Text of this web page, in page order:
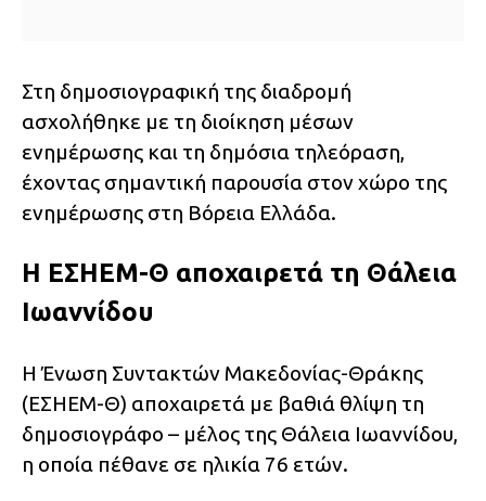
Στη δημοσιογραφική της διαδρομή
ασχολήθηκε με τη διοίκηση μέσων
ενημέρωσης και τη δημόσια τηλεόραση,
έχοντας σημαντική παρουσία στον χώρο της
ενημέρωσης στη Βόρεια Ελλάδα.
Η ΕΣΗΕΜ-Θ αποχαιρετά τη Θάλεια
Ιωαννίδου
Η Ένωση Συντακτών Μακεδονίας-Θράκης
(ΕΣΗΕΜ-Θ) αποχαιρετά με βαθιά θλίψη τη
δημοσιογράφο – μέλος της Θάλεια Ιωαννίδου,
η οποία πέθανε σε ηλικία 76 ετών.